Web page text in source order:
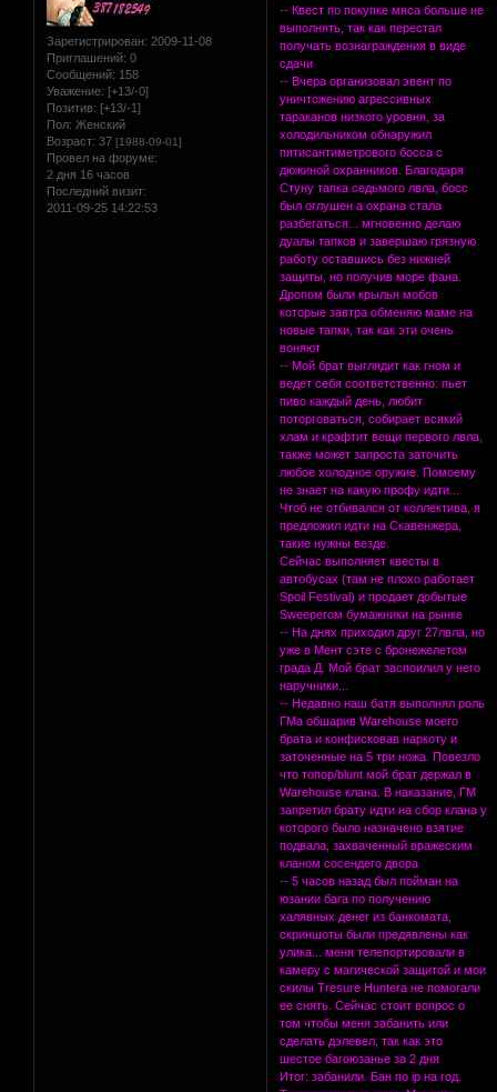
Зарегистрирован: 2009-11-08
Приглашений: 0
Сообщений: 158
Уважение: [+13/-0]
Позитив: [+13/-1]
Пол: Женский
Возраст: 37 [1988-09-01]
Провел на форуме:
2 дня 16 часов
Последний визит:
2011-09-25 14:22:53
-- Квест по покупке мяса больше не
выполнять, так как перестал
получать вознаграждения в виде
сдачи
-- Вчера организовал эвент по
уничтожению агрессивных
тараканов низкого уровня, за
холодильником обнаружил
пятисантиметрового босса с
дюжиной охранников. Благодаря
Стуну тапка седьмого лвла, босс
был оглушен а охрана стала
разбегаться... мгновенно делаю
дуалы тапков и завершаю грязную
работу оставшись без нижней
защиты, но получив море фана.
Дропом были крылья мобов
которые завтра обменяю маме на
новые тапки, так как эти очень
воняют
-- Мой брат выглядит как гном и
ведет себя соответственно: пьет
пиво каждый день, любит
поторговаться, собирает всякий
хлам и крафтит вещи первого лвла,
также может запроста заточить
любое холодное оружие. Помоему
не знает на какую профу идти...
Чтоб не отбивался от коллектива, я
предложил идти на Скавенжера,
такие нужны везде.
Сейчас выполняет квесты в
автобусах (там не плохо работает
Spoil Festival) и продает добытые
Sweeperом бумажники на рынке
-- На днях приходил друг 27лвла, но
уже в Мент сэте с бронежелетом
града Д. Мой брат заспоилил у него
наручники...
-- Недавно наш батя выполнял роль
ГМа обшарив Warehouse моего
брата и конфисковав наркоту и
заточенные на 5 три ножа. Повезло
что топор/blunt мой брат держал в
Warehouse клана. В наказание, ГМ
запретил брату идти на сбор клана у
которого было назначено взятие
подвала, захваченный вражеским
кланом сосендего двора
-- 5 часов назад был пойман на
юзании бага по получению
халявных денег из банкомата,
скриншоты были предявлены как
улика... меня телепортировали в
камеру с магической защитой и мои
скилы Tresure Hunterа не помогали
ее снять. Сейчас стоит вопрос о
том чтобы меня забанить или
сделать дэлевел, так как это
шестое багоюзанье за 2 дня
Итог: забанили. Бан по ip на год.